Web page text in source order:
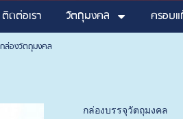
ติดต่อเรา วัตถุมงคล ครอบ
กล่องวัตถุมงคล
กล่องบรรจุวัตถุมงคล